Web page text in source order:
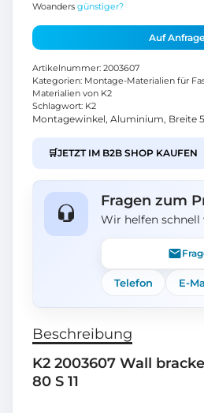
Woanders günstiger?
Auf Anfrage
Artikelnummer: 2003607
Kategorien: Montage-Materialien für
Materialien von K2
Schlagwort: K2
Montagewinkel, Aluminium, Breite
🛒JETZT IM B2B SHOP KAUFEN
Fragen zum
Wir helfen schnell
Telefon E-
Beschreibung
K2 2003607 Wall
80 S 11